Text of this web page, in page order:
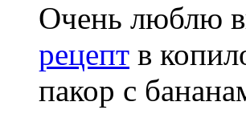
Очень люблю
рецепт в
пакор с